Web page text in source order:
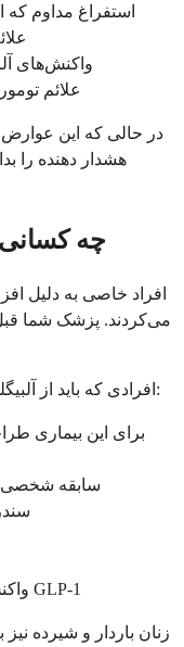
استفراغ مداوم
واکنش‌های
علائم
در حالی که این
هشدار دهنده را
چه کسانی
افراد خاصی به دلیل
می‌کردند. پزشک شما قبل
افرادی که باید از آلبیگلوتید اجتناب می‌کردند شامل موارد زیر بودند:
سابقه شخصی
واکنش‌های آلرژیک شدید قبلی به داروهای GLP-1
زنان باردار و شیرده نیز